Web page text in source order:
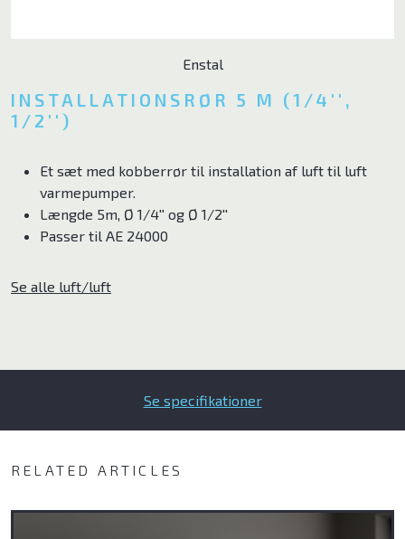
Tilbehør
Brands
ELL
Andersen Electric
Blaupunkt
Enstal
INSTALLATIONSRØR 5 M (1/4′′,
1/2′′)
Et sæt med kobberrør til installation af luft til luft
varmepumper.
Længde 5m, Ø 1/4′′ og Ø 1/2′′
Passer til AE 24000
Se alle luft/luft
Se specifikationer
RELATED ARTICLES